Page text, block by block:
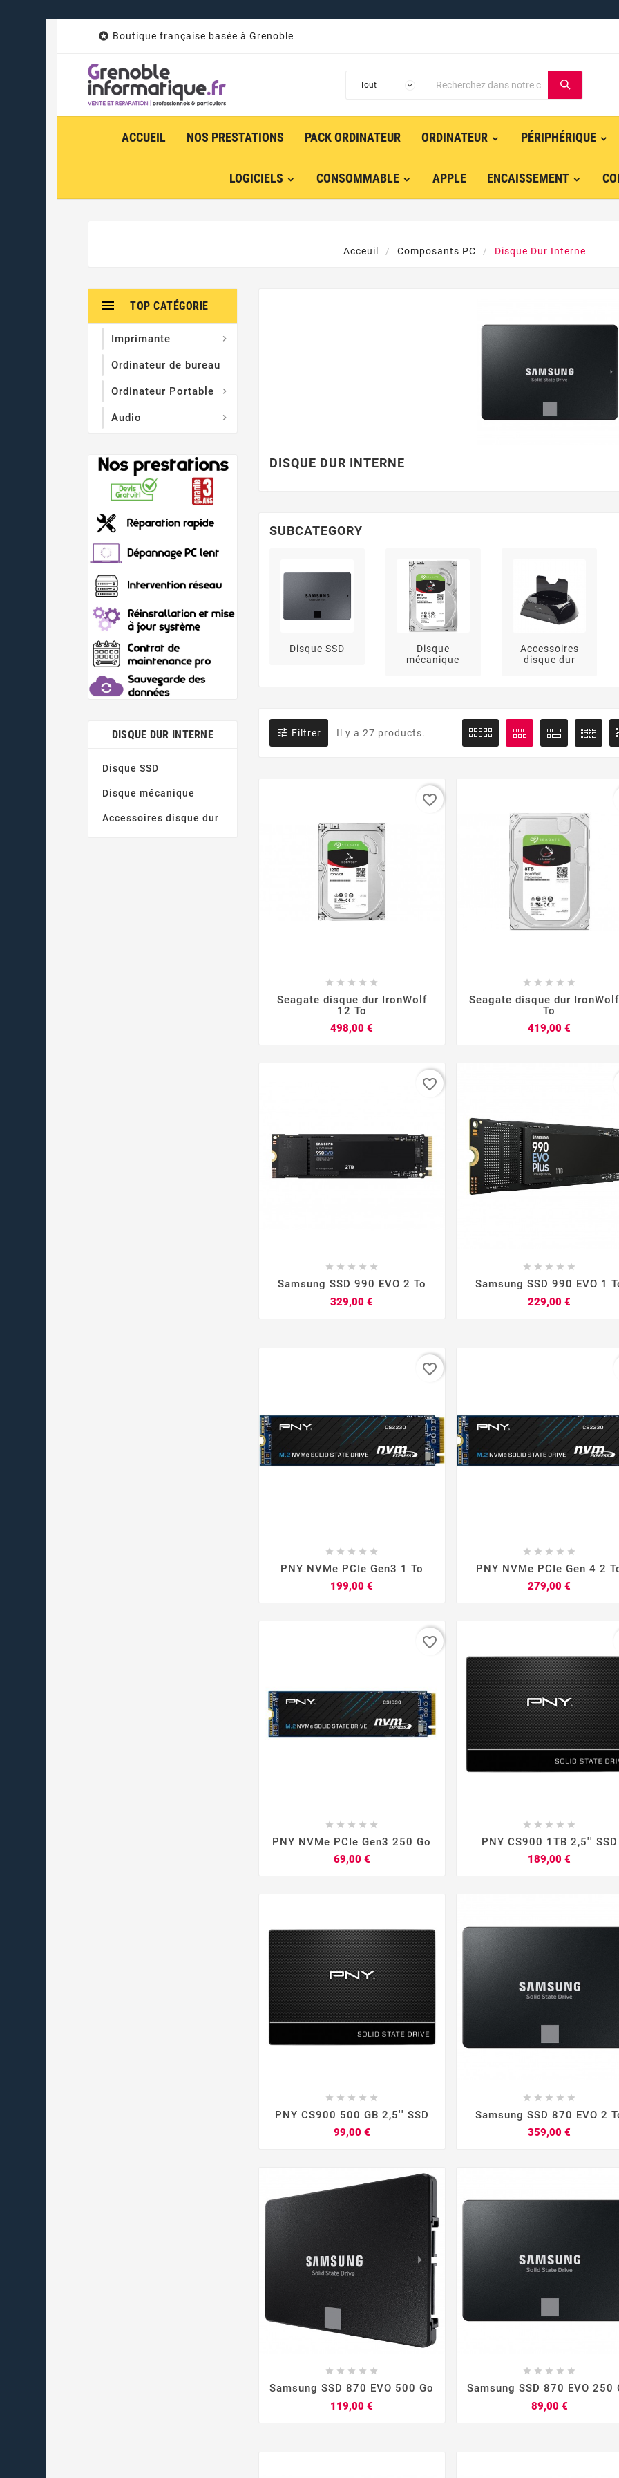
 Boutique française basée à Grenoble
ACCUEIL NOS PRESTATIONS PACK ORDINATEUR ORDINATEUR PÉRIPHÉRIQUE
LOGICIELS CONSOMMABLE APPLE ENCAISSEMENT
Acceuil Composants PC Disque Dur Interne
TOP CATÉGORIE

Imprimante 
Ordinateur de bureau
Ordinateur Portable 
Audio 
DISQUE DUR INTERNE
Disque SSD
Disque mécanique
Accessoires disque dur
DISQUE DUR INTERNE
SUBCATEGORY
Disque SSD
Disque
mécanique
Accessoires
disque dur
 Filtrer Il y a 27 products.
 
    
Seagate disque dur IronWolf
12 To
498,00 €
favorite_border
 
    
Seagate disque dur
To
419,00 €
    
Samsung SSD 990 EVO 2 To
329,00 €
favorite_border
    
Samsung SSD 990 EVO 1
229,00 €
 
    
PNY NVMe PCIe Gen3 1 To
199,00 €
favorite_border
 
    
PNY NVMe PCIe Gen 4 2
279,00 €
 
    
PNY NVMe PCIe Gen3 250 Go
69,00 €Prix
favorite_border
 
    
PNY CS900 1TB 2,5'' SSD
189,00 €
    
PNY CS900 500 GB 2,5'' SSD
99,00 €Prix
    
Samsung SSD 870 EVO 2
359,00 €
    
Samsung SSD 870 EVO 500 Go
119,00 €
    
Samsung SSD 870 EVO 250
89,00 €Prix